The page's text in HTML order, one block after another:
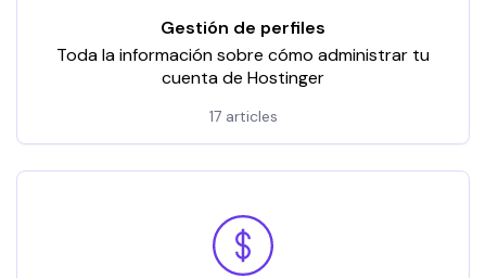
Gestión de perfiles
Toda la información sobre cómo administrar tu
cuenta de Hostinger
17 articles